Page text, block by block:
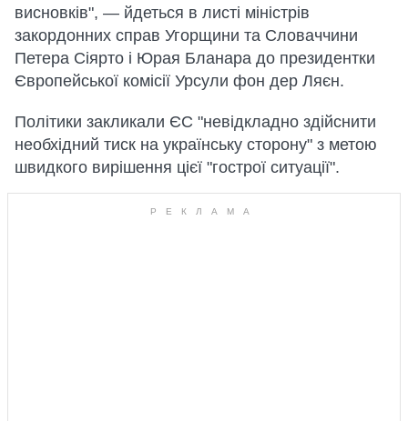
висновків", — йдеться в листі міністрів
закордонних справ Угорщини та Словаччини
Петера Сіярто і Юрая Бланара до президентки
Європейської комісії Урсули фон дер Ляєн.
Політики закликали ЄС "невідкладно здійснити
необхідний тиск на українську сторону" з метою
швидкого вирішення цієї "гострої ситуації".